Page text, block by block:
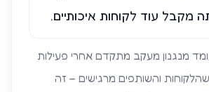
מקבל עוד לקוחות איכותיים.
מנגנון מעקב מתקדם אחרי פעילות
והשותפים מרגישים – זה